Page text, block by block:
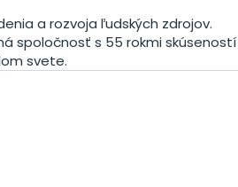
a rozvoja ľudských zdrojov.
spoločnosť s 55 rokmi skúseností
svete.